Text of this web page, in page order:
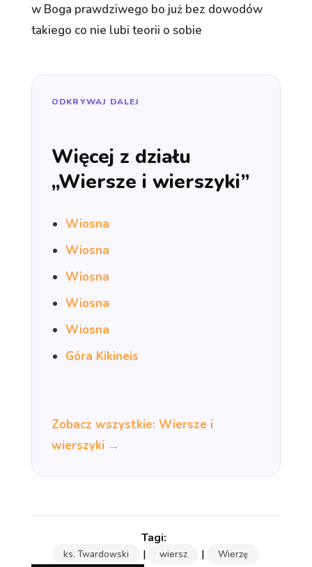
w Boga prawdziwego bo już bez dowodów
takiego co nie lubi teorii o sobie
ODKRYWAJ DALEJ
Więcej z działu
„Wiersze i wierszyki”
Wiosna
Wiosna
Wiosna
Wiosna
Wiosna
Góra Kikineis
Zobacz wszystkie: Wiersze i
wierszyki →
ks. Twardowski | wiersz | Wierzę